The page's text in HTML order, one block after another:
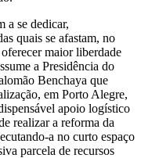
a se dedicar,
quais se afastam, no
maior liberdade
a Presidência do
Benchaya que
em Porto Alegre,
apoio logístico
realizar a reforma da
a no curto espaço
parcela de recursos